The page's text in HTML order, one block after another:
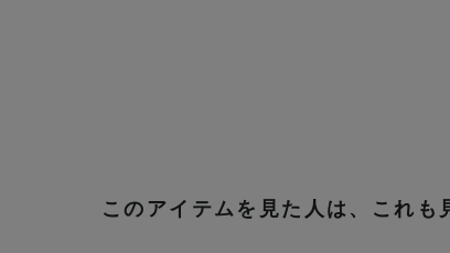
このアイテムを見た人は、これも